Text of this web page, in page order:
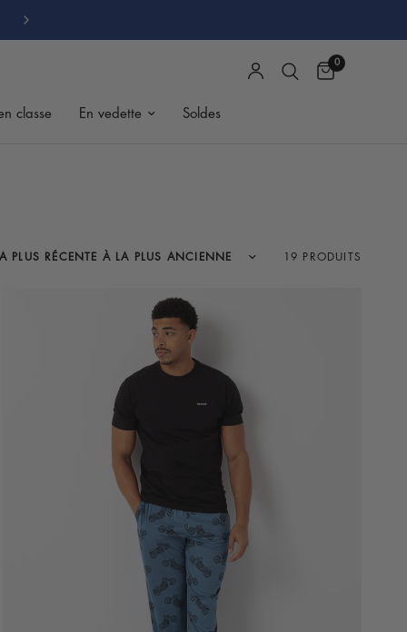
0
classe En vedette Soldes
19 PRODUITS